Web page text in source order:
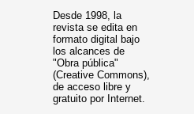
Desde 1998, la
revista se edita en
formato digital bajo
los alcances de
"Obra pública"
(Creative Commons),
de acceso libre y
gratuito por Internet.